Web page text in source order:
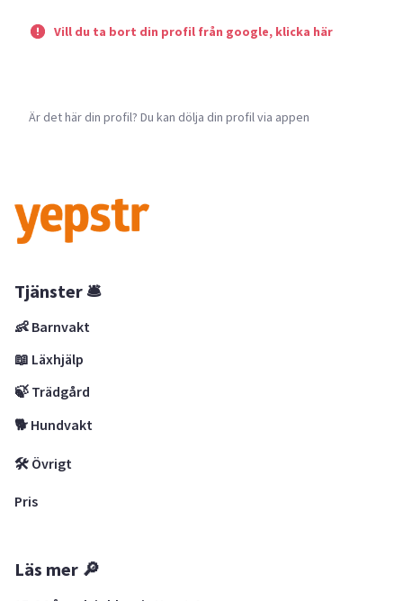
Vill du ta bort din profil från google, klicka här
Är det här din profil? Du kan dölja din profil via appen
Tjänster 🛎
👶 Barnvakt
📖 Läxhjälp
🍃 Trädgård
🐕 Hundvakt
🛠 Övrigt
Pris
Läs mer 🔎